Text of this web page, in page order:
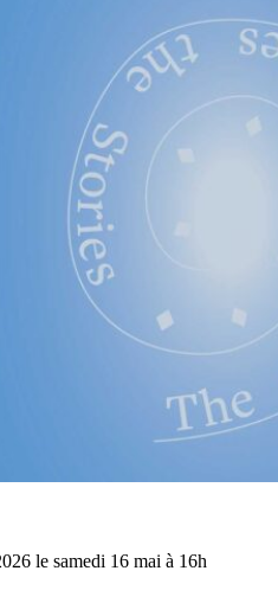
le samedi 16 mai à 16h